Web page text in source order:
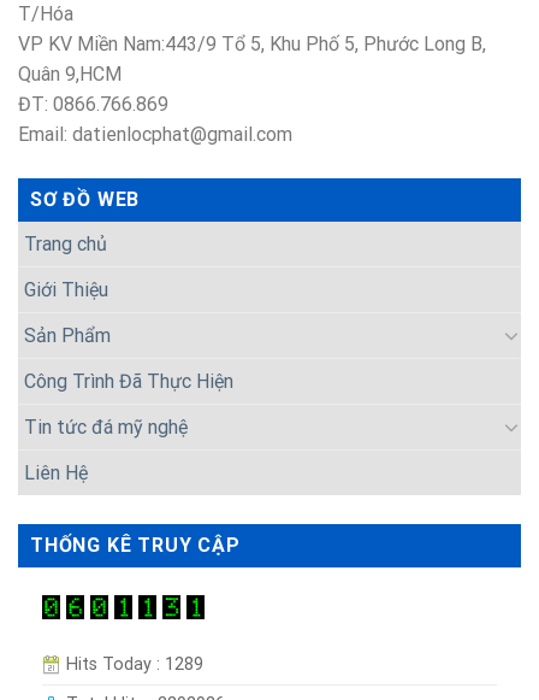
T/Hóa
VP KV Miền Nam:443/9 Tổ 5, Khu Phố 5, Phước Long B,
Quân 9,HCM
ĐT: 0866.766.869
Email: datienlocphat@gmail.com
SƠ ĐỒ WEB
Trang chủ
Giới Thiệu
Sản Phẩm
Công Trình Đã Thực Hiện
Tin tức đá mỹ nghệ
Liên Hệ
THỐNG KÊ TRUY CẬP
Hits Today : 1289